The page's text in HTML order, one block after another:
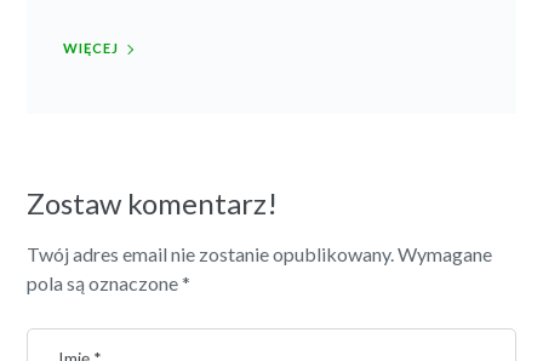
WIĘCEJ
Zostaw komentarz!
Twój adres email nie zostanie opublikowany.Wymagane
pola są oznaczone*